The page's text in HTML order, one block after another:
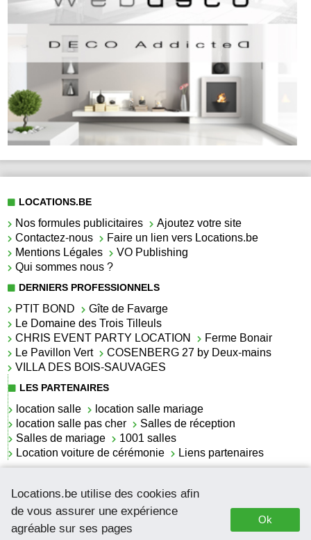
Locations.be utilise des cookies afin
de vous assurer une expérience
agréable sur ses pages
Ok
LOCATIONS.BE
Nos formules publicitaires
Ajoutez votre site
Contactez-nous
Faire un lien vers Locations.be
Mentions Légales
VO Publishing
Qui sommes nous ?
DERNIERS PROFESSIONNELS
PTIT BOND
Gîte de Favarge
Le Domaine des Trois Tilleuls
CHRIS EVENT PARTY LOCATION
Ferme Bonair
Le Pavillon Vert
COSENBERG 27 by Deux-mains
VILLA DES BOIS-SAUVAGES
LES PARTENAIRES
location salle
location salle mariage
location salle pas cher
Salles de réception
Salles de mariage
1001 salles
Location voiture de cérémonie
Liens partenaires
La location de lettrage pour mariage
La salle de réception pour mariage en Belgique
Location de voitures de cérémonie